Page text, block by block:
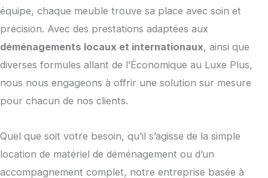
équipe, chaque meuble trouve sa place avec soin et
précision. Avec des prestations adaptées aux
déménagements locaux et internationaux, ainsi que
diverses formules allant de l’Économique au Luxe Plus,
nous nous engageons à offrir une solution sur mesure
pour chacun de nos clients.
Quel que soit votre besoin, qu’il s’agisse de la simple
location de matériel de déménagement ou d’un
accompagnement complet, notre entreprise basée à